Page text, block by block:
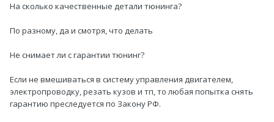
На сколько качественные детали тюнинга?
По разному, да и смотря, что делать
Не снимает ли с гарантии тюнинг?
Если не вмешиваться в систему управления двигателем,
электропроводку, резать кузов и тп, то любая попытка снять
гарантию преследуется по Закону РФ.